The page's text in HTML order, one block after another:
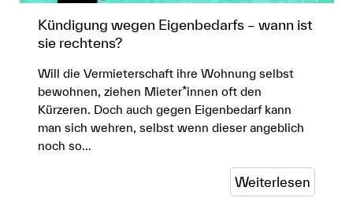
Kündigung wegen Eigenbedarfs – wann ist
sie rechtens?
Will die Vermieterschaft ihre Wohnung selbst
bewohnen, ziehen Mieter*innen oft den
Kürzeren. Doch auch gegen Eigenbedarf kann
man sich wehren, selbst wenn dieser angeblich
noch so…
Weiterlesen